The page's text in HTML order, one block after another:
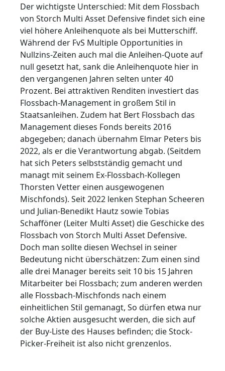
Der wichtigste Unterschied: Mit dem Flossbach
von Storch Multi Asset Defensive findet sich eine
viel höhere Anleihenquote als bei Mutterschiff.
Während der FvS Multiple Opportunities in
Nullzins-Zeiten auch mal die Anleihen-Quote auf
null gesetzt hat, sank die Anleihenquote hier in
den vergangenen Jahren selten unter 40
Prozent. Bei attraktiven Renditen investiert das
Flossbach-Management in großem Stil in
Staatsanleihen. Zudem hat Bert Flossbach das
Management dieses Fonds bereits 2016
abgegeben; danach übernahm Elmar Peters bis
2022, als er die Verantwortung abgab. (Seitdem
hat sich Peters selbstständig gemacht und
managt mit seinem Ex-Flossbach-Kollegen
Thorsten Vetter einen ausgewogenen
Mischfonds). Seit 2022 lenken Stephan Scheeren
und Julian-Benedikt Hautz sowie Tobias
Schafföner (Leiter Multi Asset) die Geschicke des
Flossbach von Storch Multi Asset Defensive.
Doch man sollte diesen Wechsel in seiner
Bedeutung nicht überschätzen: Zum einen sind
alle drei Manager bereits seit 10 bis 15 Jahren
Mitarbeiter bei Flossbach; zum anderen werden
alle Flossbach-Mischfonds nach einem
einheitlichen Stil gemanagt, So dürfen etwa nur
solche Aktien ausgesucht werden, die sich auf
der Buy-Liste des Hauses befinden; die Stock-
Picker-Freiheit ist also nicht grenzenlos.